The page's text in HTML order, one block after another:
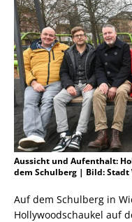
Aussicht und Aufenthalt:
dem Schulberg | Bild: Stadt
Auf dem Schulberg in
Hollywoodschaukel auf